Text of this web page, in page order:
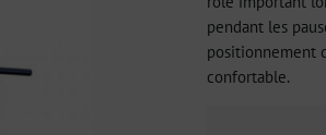
pendant les
positionnement
confortable.